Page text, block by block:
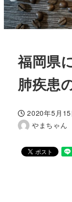
福岡県
肺疾患
投稿日
2020年5月15
著
やまちゃん